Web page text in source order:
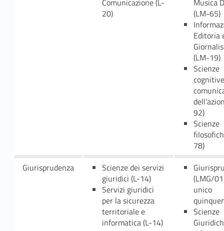
Comunicazione (L-
20)
Musica
(LM-65)
Editoria
(LM-19)
Scienze
92)
Scienze
78)
Giurisprudenza
Scienze dei servizi
giuridici (L-14)
Servizi giuridici
per la sicurezza
territoriale e
informatica (L-14)
(LMG/
unico
Scienze